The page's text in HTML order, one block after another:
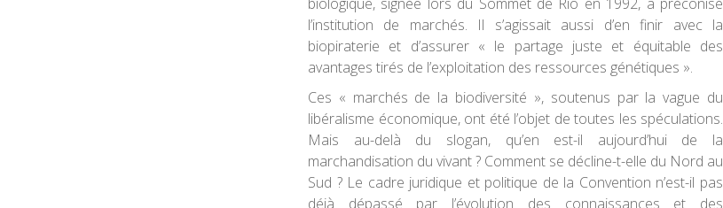
l’institution de marchés. Il s’agissait aussi d’en finir avec la
biopiraterie et d’assurer « le partage juste et équitable des
avantages tirés de l’exploitation des ressources génétiques ».
Ces « marchés de la biodiversité », soutenus par la vague du
libéralisme économique, ont été l’objet de toutes les spéculations.
Mais au-delà du slogan, qu’en est-il aujourd’hui de la
marchandisation du vivant ? Comment se décline-t-elle du Nord au
Sud ? Le cadre juridique et politique de la Convention n’est-il pas
déjà dépassé par l’évolution des connaissances et des